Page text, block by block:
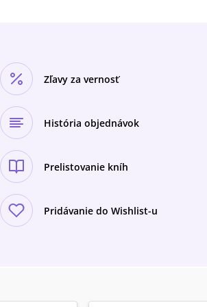
Zľavy za vernosť
História objednávok
Prelistovanie kníh
Pridávanie do Wishlist-u